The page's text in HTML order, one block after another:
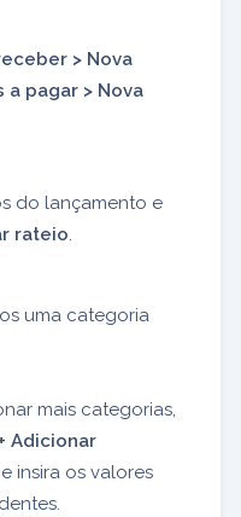
> Nova
a pagar > Nova
do lançamento e
rateio.
uma categoria
mais categorias,
+ Adicionar
e insira os valores